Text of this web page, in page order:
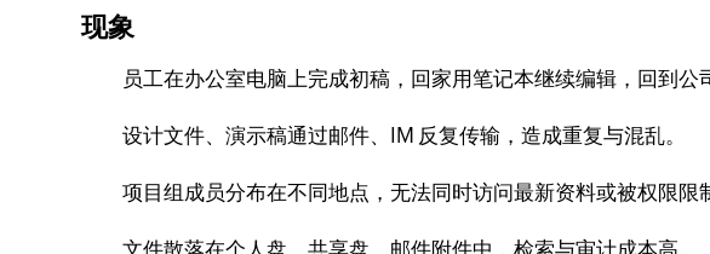
现象
员工在办公室电脑上完成初稿，回家用笔记本继续编辑，回到公
设计文件、演示稿通过邮件、IM 反复传输，造成重复与混乱。
项目组成员分布在不同地点，无法同时访问最新资料或被权限限
文件散落在个人盘、共享盘、邮件附件中，检索与审计成本高。